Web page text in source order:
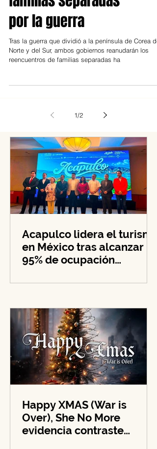
reencontrarán a
familias separadas
por la guerra
reencuentros de familias separadas ha
1/ 2
Acapulco lidera el turismo
95% de ocupación
costera
Happy XMAS (War is